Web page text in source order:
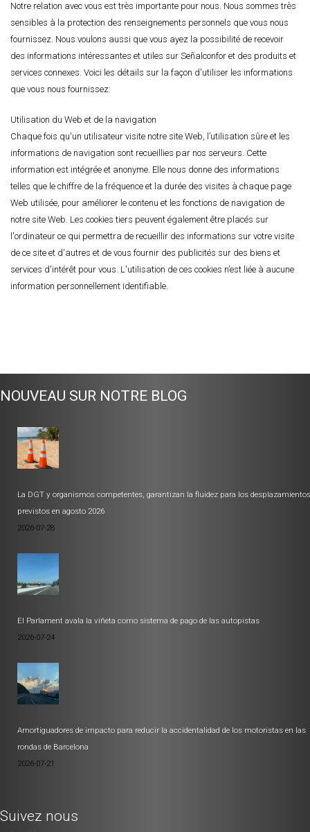
Notre relation avec vous est très importante pour nous. Nous sommes très
sensibles à la protection des renseignements personnels que vous nous
fournissez. Nous voulons aussi que vous ayez la possibilité de recevoir
des informations intéressantes et utiles sur Señalconfor et des produits et
services connexes. Voici les détails sur la façon d'utiliser les informations
que vous nous fournissez:
Utilisation du Web et de la navigation
Chaque fois qu'un utilisateur visite notre site Web, l’utilisation sûre et les
informations de navigation sont recueillies par nos serveurs. Cette
information est intégrée et anonyme. Elle nous donne des informations
telles que le chiffre de la fréquence et la durée des visites à chaque page
Web utilisée, pour améliorer le contenu et les fonctions de navigation de
notre site Web. Les cookies tiers peuvent également être placés sur
l'ordinateur ce qui permettra de recueillir des informations sur votre visite
de ce site et d'autres et de vous fournir des publicités sur des biens et
services d'intérêt pour vous. L'utilisation de ces cookies n’est liée à aucune
information personnellement identifiable.
NOUVEAU SUR NOTRE BLOG
La DGT y organismos competentes, garantizan la fluidez para los desplazamientos
previstos en agosto 2026
2026-07-28
El Parlament avala la viñeta como sistema de pago de las autopistas
2026-07-24
Amortiguadores de impacto para reducir la accidentalidad de los motoristas en las
rondas de Barcelona
2026-07-21
Suivez nous